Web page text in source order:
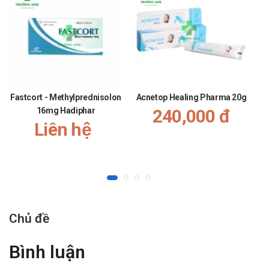
phẩm suy giảm hoặc mất tác dụng.
Viêm loét dạ dày là tổn thương gây viêm và loét trên niêm mạc
dạ dày. Những tổn thương này xảy ra khi lớp niêm mạc bảo vệ
Người mẫn cảm với bất kỳ thành phần nào của thuốc
Dimiscon.
Phụ nữ đang trong giai đoạn thai kỳ, phụ nữ đang cho con bú.
Thuốc Dimiscon thường ít gây các tác dụng. Các tác dụng phụ
táo bón. Nếu các tác dụng phụ kéo dài khi sử dụng thuốc
Dimiscon, bệnh nhân cần thông báo cho bác sĩ để được hỗ trợ.
Fastcort - Methylprednisolon
16mg Hadiphar
Liên hệ
Acnetop Healing Pharma 20g
240,000 đ
Chủ đề
Bình luận